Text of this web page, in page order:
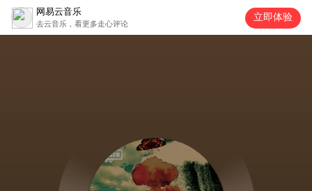
网易云音乐
去云音乐，看更多走心评论
立即体验